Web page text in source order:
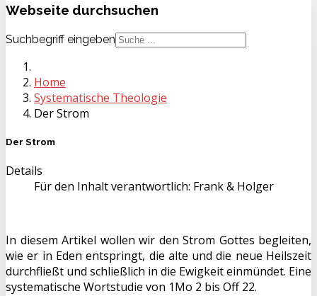
Webseite durchsuchen
Suchbegriff eingeben
Home
Systematische Theologie
Der Strom
Der Strom
Details
Für den Inhalt verantwortlich: Frank & Holger
In diesem Artikel wollen wir den Strom Gottes begleiten,
wie er in Eden entspringt, die alte und die neue Heilszeit
durchfließt und schließlich in die Ewigkeit einmündet. Eine
systematische Wortstudie von 1Mo 2 bis Off 22.